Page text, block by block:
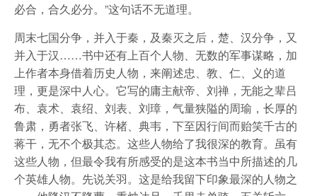
必合，合久必分。”这句话不无道理。
周末七国分争，并入于秦，及秦灭之后，楚、汉分争，又
并入于汉……书中还有上百个人物、无数的军事谋略，加
上作者本身借着历史人物，来阐述忠、教、仁、义的道
理，更是深中人心。它写的庸主献帝、刘禅，无能之辈吕
布、袁术、袁绍、刘表、刘璋，气量狭隘的周瑜，长厚的
鲁肃，勇者张飞、许楮、典韦，下至因行间而贻笑千古的
蒋干，无不个极其态。这些人物给了我很深的教育。虽有
这些人物，但最令我有所感受的是这本书当中所描述的几
个英雄人物。先说关羽。这是给我留下印象最深的人物之